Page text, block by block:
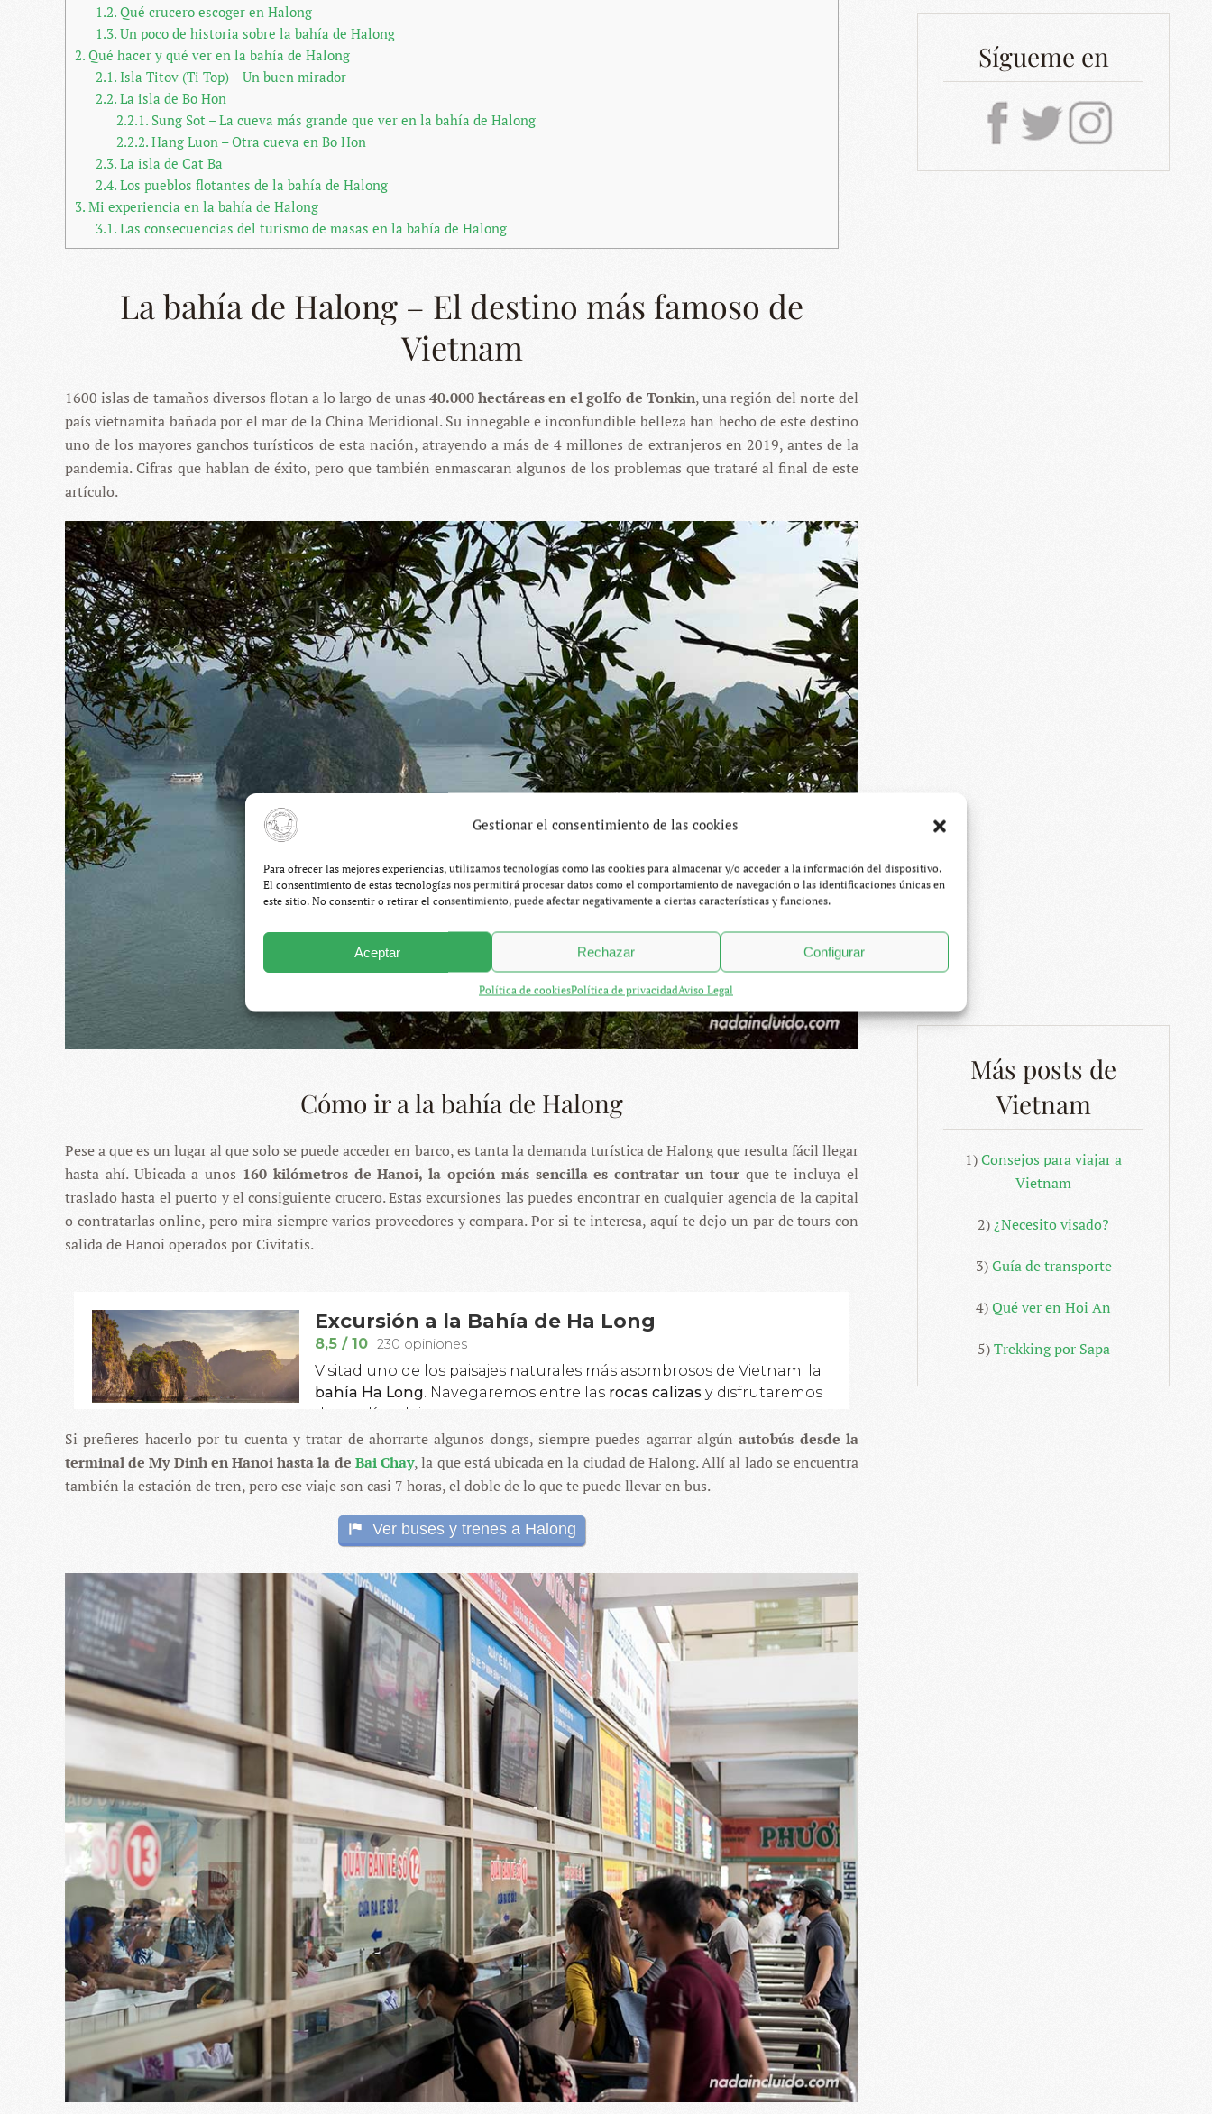
Gestionar el consentimiento de las cookies
Para ofrecer las mejores experiencias, utilizamos tecnologías como las cookies para almacenar y/o acceder a la información del dispositivo.
El consentimiento de estas tecnologías nos permitirá procesar datos como el comportamiento de navegación o las identificaciones únicas en
este sitio. No consentir o retirar el consentimiento, puede afectar negativamente a ciertas características y funciones.
Aceptar Rechazar Configurar
Política de cookiesPolítica de privacidadAviso Legal
1.2.Qué crucero escoger en Halong
1.3.Un poco de historia sobre la bahía de Halong
2. Qué hacer y qué ver en la bahía de Halong
2.1.Isla Titov (Ti Top) – Un buen mirador
2.2.La isla de Bo Hon
2.2.1.Sung Sot – La cueva más grande que ver en la bahía de Halong
2.2.2.Hang Luon – Otra cueva en Bo Hon
2.3.La isla de Cat Ba
2.4.Los pueblos flotantes de la bahía de Halong
3. Mi experiencia en la bahía de Halong
3.1.Las consecuencias del turismo de masas en la bahía de Halong
La bahía de Halong – El destino más famoso de
Vietnam
1600 islas de tamaños diversos flotan a lo largo de unas 40.000 hectáreas en el golfo de Tonkin, una región del norte del
país vietnamita bañada por el mar de la China Meridional. Su innegable e inconfundible belleza han hecho de este destino
uno de los mayores ganchos turísticos de esta nación, atrayendo a más de 4 millones de extranjeros en 2019, antes de la
pandemia. Cifras que hablan de éxito, pero que también enmascaran algunos de los problemas que trataré al final de este
artículo.
Cómo ir a la bahía de Halong
Pese a que es un lugar al que solo se puede acceder en barco, es tanta la demanda turística de Halong que resulta fácil llegar
hasta ahí. Ubicada a unos 160 kilómetros de Hanoi, la opción más sencilla es contratar un tourque te incluya el
traslado hasta el puerto y el consiguiente crucero. Estas excursiones las puedes encontrar en cualquier agencia de la capital
o contratarlas online, pero mira siempre varios proveedores y compara. Por si te interesa, aquí te dejo un par de tours con
salida de Hanoi operados por Civitatis.
Si prefieres hacerlo por tu cuenta y tratar de ahorrarte algunos dongs, siempre puedes agarrar algúnautobús desde la
terminal de My Dinh en Hanoi hasta la de Bai Chay, la que está ubicada en la ciudad de Halong. Allí al lado se encuentra
también la estación de tren, pero ese viaje son casi 7 horas, el doble de lo que te puede llevar en bus.
Ver buses y trenes a Halong
Sígueme en
Más posts de
Vietnam
1)Consejos para viajar a
Vietnam
2)¿Necesito visado?
3)Guía de transporte
4)Qué ver en Hoi An
5)Trekking por Sapa